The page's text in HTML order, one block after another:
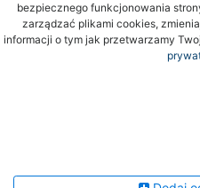
bezpiecznego funkcjonowania
zarządzać plikami cookies,
informacji o tym jak przetwarzamy